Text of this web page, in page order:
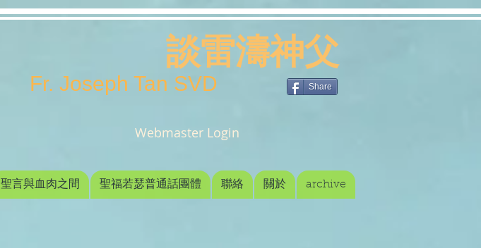
Fr. Joseph Tan SVD
談雷濤神父
Share
Webmaster Login
聖言與血肉之間 聖福若瑟普通話團體 聯絡 關於 archive